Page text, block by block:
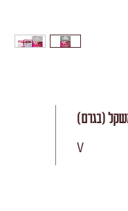
(בגרם)
V